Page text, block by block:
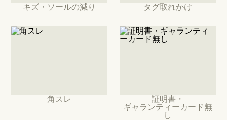
キズ・ソールの減り タグ取れかけ
角スレ
証明書・
ギャランティーカード無
し